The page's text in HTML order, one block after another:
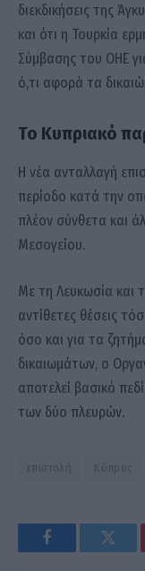
διεκδικήσεις της
και ότι η Τουρκία
Σύμβασης του ΟΗΕ
ό,τι αφορά τα
Το Κυπριακό
Η νέα ανταλλαγή
περίοδο κατά την
πλέον σύνθετα και
Μεσογείου.
Με τη Λευκωσία και
αντίθετες θέσεις
όσο και για τα
δικαιωμάτων, ο
αποτελεί βασικό
των δύο πλευρών.
επιστολή Κύπρος
Facebook